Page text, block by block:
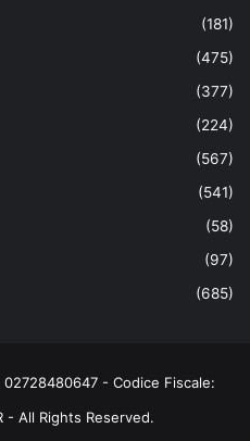
(181)
(475)
(377)
(224)
(567)
(541)
(58)
(97)
(685)
- Codice Fiscale:
- All Rights Reserved.